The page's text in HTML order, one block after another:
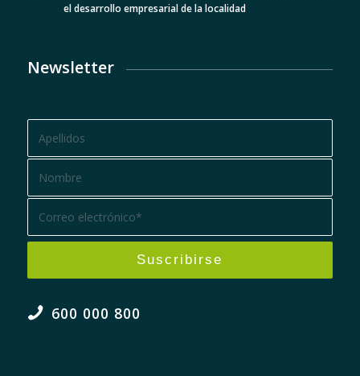
el desarrollo empresarial de la localidad
Newsletter
600 000 800